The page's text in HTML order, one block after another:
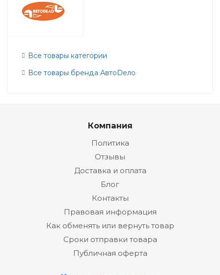
Все товары категории
Все товары бренда АвтоDело
Компания
Политика
Отзывы
Доставка и оплата
Блог
Контакты
Правовая информация
Как обменять или вернуть товар
Сроки отправки товара
Публичная оферта